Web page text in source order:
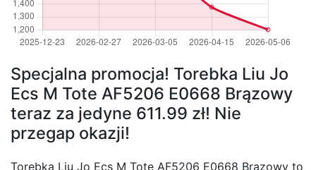
Specjalna promocja! Torebka Liu Jo
Ecs M Tote AF5206 E0668 Brązowy
teraz za jedyne 611.99 zł! Nie
przegap okazji!
Torebka Liu Jo Ecs M Tote AF5206 E0668 Brązowy to